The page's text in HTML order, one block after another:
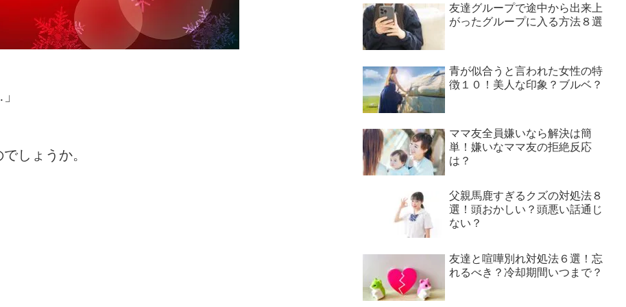
しょうか。
友達グループで途中から出来上
がったグループに入る方法８選
青が似合うと言われた女性の特
徴１０！美人な印象？ブルベ？
ママ友全員嫌いなら解決は簡
単！嫌いなママ友の拒絶反応
は？
父親馬鹿すぎるクズの対処法８
選！頭おかしい？頭悪い話通じ
ない？
友達と喧嘩別れ対処法６選！忘
れるべき？冷却期間いつまで？